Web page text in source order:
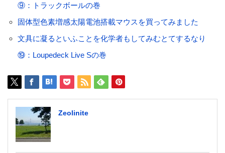
⑨：トラックボールの巻
固体型色素増感太陽電池搭載マウスを買ってみました
文具に凝るといふことを化学者もしてみむとてするなり
⑲：Loupedeck Live Sの巻
Zeolinite